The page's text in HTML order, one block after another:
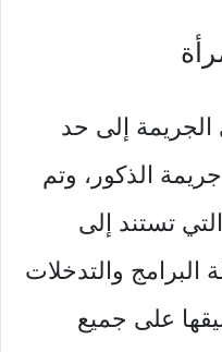
إلى حد
الذكور، وتم
تستند إلى
البرامج والتدخلات
على جميع